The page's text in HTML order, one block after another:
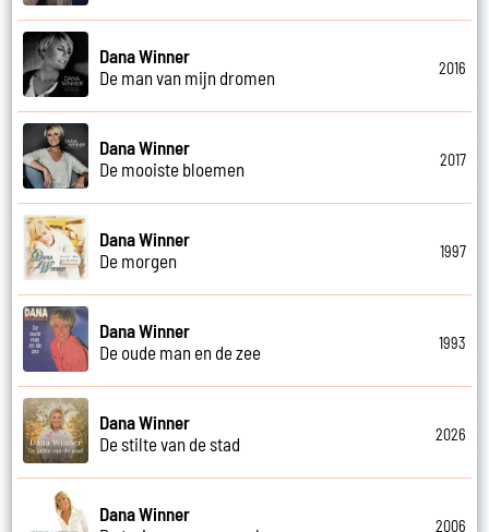
Dana Winner
De man van mijn dromen
2016
Dana Winner
De mooiste bloemen
2017
Dana Winner
De morgen
1997
Dana Winner
De oude man en de zee
1993
Dana Winner
De stilte van de stad
2026
Dana Winner
2006